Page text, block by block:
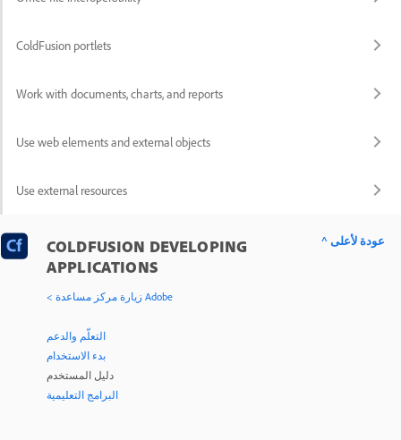
ColdFusion portlets
Work with documents, charts, and reports
Use web elements and external objects
Use external resources
COLDFUSION DEVELOPING
APPLICATIONS
< زيارة مركز مساعدة Adobe
التعلّم والدعم
بدء الاستخدام
دليل المستخدم
البرامج التعليمية
^ عودة لأعلى